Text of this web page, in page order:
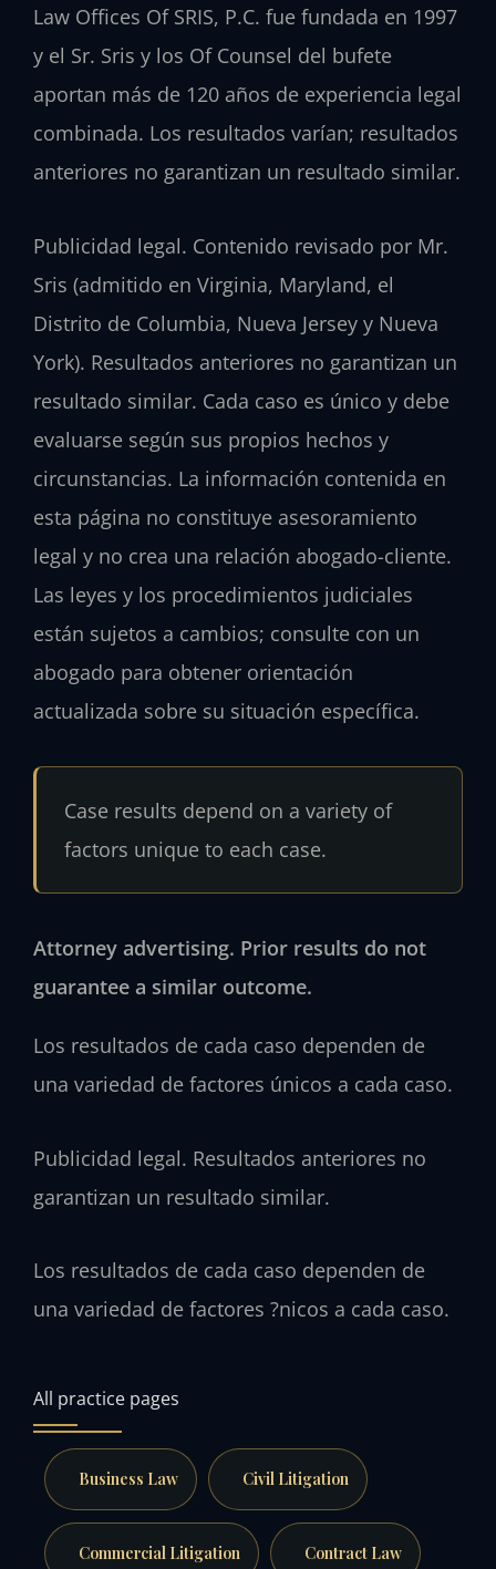
Law Offices Of SRIS, P.C. fue fundada en 1997
y el Sr. Sris y los Of Counsel del bufete
aportan más de 120 años de experiencia legal
combinada. Los resultados varían; resultados
anteriores no garantizan un resultado similar.
Publicidad legal. Contenido revisado por Mr.
Sris (admitido en Virginia, Maryland, el
Distrito de Columbia, Nueva Jersey y Nueva
York). Resultados anteriores no garantizan un
resultado similar. Cada caso es único y debe
evaluarse según sus propios hechos y
circunstancias. La información contenida en
esta página no constituye asesoramiento
legal y no crea una relación abogado-cliente.
Las leyes y los procedimientos judiciales
están sujetos a cambios; consulte con un
abogado para obtener orientación
actualizada sobre su situación específica.
Case results depend on a variety of
factors unique to each case.
Attorney advertising. Prior results do not
guarantee a similar outcome.
Los resultados de cada caso dependen de
una variedad de factores únicos a cada caso.
Publicidad legal. Resultados anteriores no
garantizan un resultado similar.
Los resultados de cada caso dependen de
una variedad de factores ?nicos a cada caso.
All practice pages
Business Law Civil Litigation
Commercial Litigation Contract Law